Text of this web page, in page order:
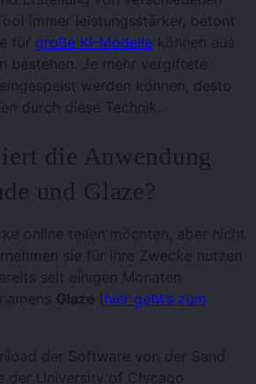
immer leistungsstärker, betont
für große KI-Modelle können aus
bestehen. Je mehr vergiftete
werden können, desto
durch diese Technik.
die Anwendung
und Glaze?
online teilen möchten, aber nicht
sie für ihre Zwecke nutzen
seit einigen Monaten
Glaze (hier geht’s zum